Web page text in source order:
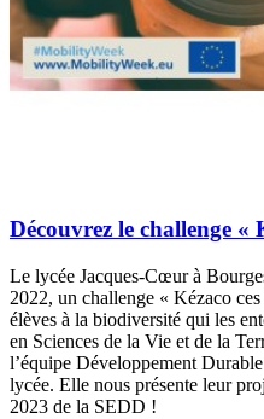
Découvrez le challenge «
Le lycée Jacques-Cœur à
2022, un challenge « Kézaco
élèves à la biodiversité qui les
en Sciences de la Vie et de la
l’équipe Développement
lycée. Elle nous présente leur
2023 de la SEDD !